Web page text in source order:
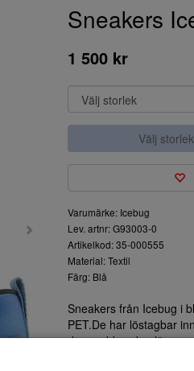
Sneakers
1 500 kr
Välj
Varumärke: Icebug
Lev. artnr: G93003-0
Artikelkod: 35-000555
Material: Textil
Färg: Blå
Sneakers från Icebug i
PET.De har löstagbar
den vadderade plösen
par skor för grusvägar